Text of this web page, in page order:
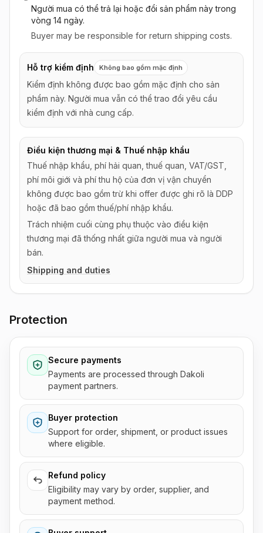
Người mua có thể trả lại hoặc đổi sản phẩm này trong
vòng 14 ngày.
Buyer may be responsible for return shipping costs.
Hỗ trợ kiểm định Không bao gồm mặc định
Kiểm định không được bao gồm mặc định cho sản
phẩm này. Người mua vẫn có thể trao đổi yêu cầu
kiểm định với nhà cung cấp.
Điều kiện thương mại & Thuế nhập khẩu
Thuế nhập khẩu, phí hải quan, thuế quan, VAT/GST,
phí môi giới và phí thu hộ của đơn vị vận chuyển
không được bao gồm trừ khi offer được ghi rõ là DDP
hoặc đã bao gồm thuế/phí nhập khẩu.
Trách nhiệm cuối cùng phụ thuộc vào điều kiện
thương mại đã thống nhất giữa người mua và người
bán.
Shipping and duties
Protection
Secure payments
Payments are processed through Dakoli
payment partners.
Buyer protection
Support for order, shipment, or product issues
where eligible.
Refund policy
Eligibility may vary by order, supplier, and
payment method.